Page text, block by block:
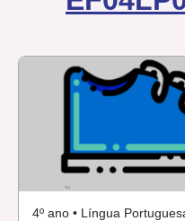
4º ano • Língua